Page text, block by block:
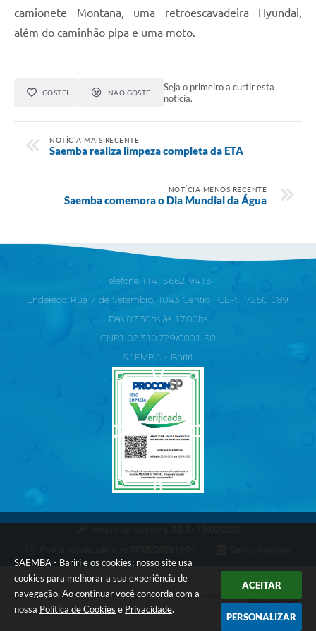
SAEMBA - Bariri e os cookies: nosso site usa
cookies para melhorar a sua experiência de
navegação. Ao continuar você concorda com a
nossa Política de Cookies e Privacidade.
ACEITAR
PERSONALIZAR
camionete Montana, uma retroescavadeira Hyundai,
além do caminhão pipa e uma moto.
GOSTEI NÃO GOSTEI
Seja o primeiro a curtir esta
notícia.
NOTÍCIA MAIS RECENTE
Saemba realiza limpeza completa da ETA
NOTÍCIA MENOS RECENTE
Saemba comemora o Dia Mundial da Água
Telefone: (14) 3662-9413
Endereço: Rua 7 de Setembro, 1043 Centro | CEP: 17250-089
Das 07:30hs às 17:00hs
CNPJ: 02.310.729/0001-90
SAEMBA - Bariri
Copyright Instar - 2006-2026. Todos os direitos reservados -
Instar Tecnologia